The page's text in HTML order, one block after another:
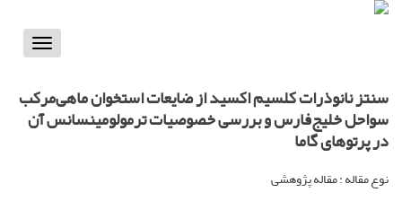
Toggle
سنتز نانوذرات کلسیم اکسید از ضایعات استخوان ماهی‌مرکب
سواحل خلیج‌فارس و بررسی خصوصیات ترمولومینسانس آن
در پرتوهای گاما
نوع مقاله : مقاله پژوهشی